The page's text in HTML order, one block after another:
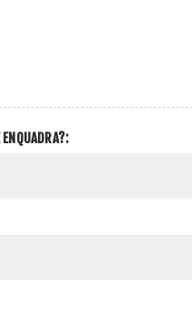
ENQUADRA?: